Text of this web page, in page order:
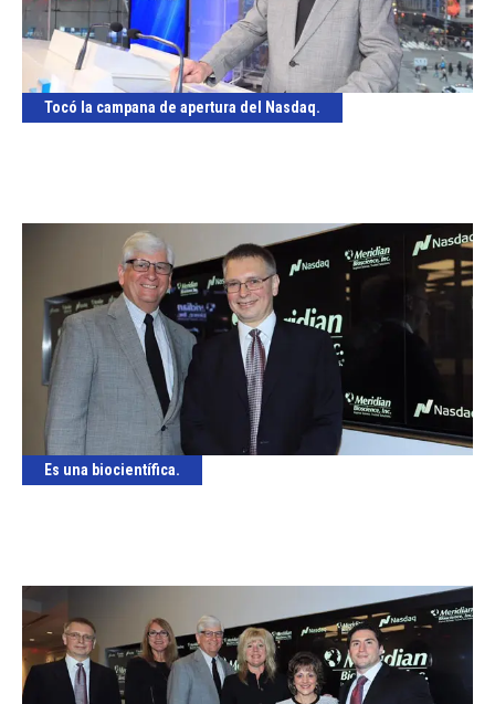
Tocó la campana de apertura del Nasdaq.
Es una biocientífica.